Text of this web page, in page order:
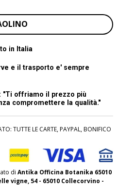
in Italia
e il trasporto e' sempre
"Ti offriamo il prezzo più
compromettere la qualità."
TUTTE LE CARTE, PAYPAL, BONIFICO
di Antika Officina Botanika 65010
vigne, 54 - 65010 Collecorvino -